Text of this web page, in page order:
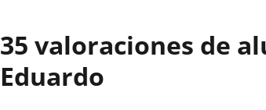
35 valoraciones de
Eduardo